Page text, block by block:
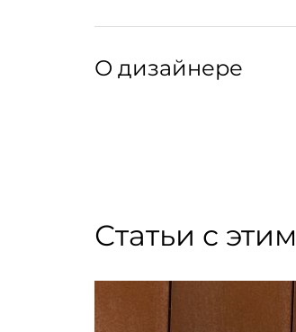
Артикул: 035115001
О дизайнере
Статьи с